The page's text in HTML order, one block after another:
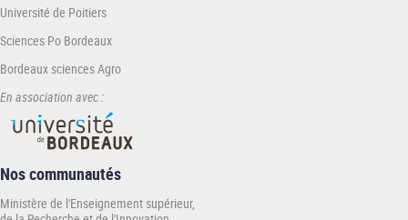
Université de Poitiers
Sciences Po Bordeaux
Bordeaux sciences Agro
En association avec :
Nos communautés
Ministère de l'Enseignement supérieur,